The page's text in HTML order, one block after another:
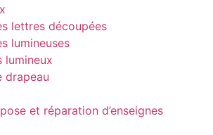
lettres découpées
lumineuses
lumineux
drapeau
et réparation d’enseignes